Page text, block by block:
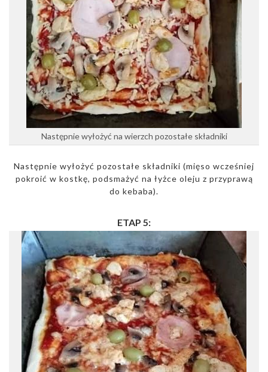
Następnie wyłożyć na wierzch pozostałe składniki
Następnie wyłożyć pozostałe składniki (mięso wcześniej
pokroić w kostkę, podsmażyć na łyżce oleju z przyprawą
do kebaba).
ETAP 5: